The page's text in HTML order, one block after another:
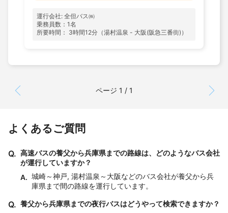
運行会社: 全但バス㈱
乗務員数：1名
所要時間： 3時間12分（湯村温泉 - 大阪(阪急三番街)）
ページ 1 / 1
よくあるご質問
Q. 高速バスの養父から兵庫県までの路線は、どのようなバス会社
が運行していますか？
A. 城崎～神戸, 湯村温泉～大阪などのバス会社が養父から兵
庫県まで間の路線を運行しています。
Q. 養父から兵庫県までの夜行バスはどうやって検索できますか？